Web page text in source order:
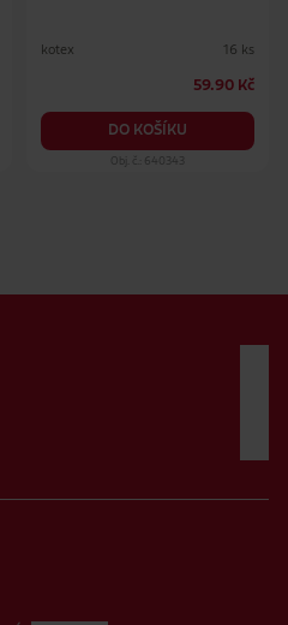
kotex 16 ks
59.90 Kč
DO KOŠÍKU
Obj. č.: 640343